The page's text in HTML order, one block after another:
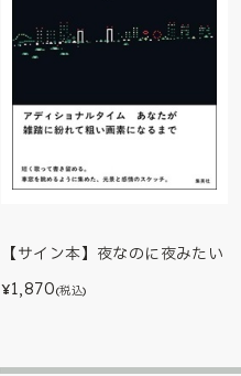
【サイン本】夜なのに夜みたい
¥1,870(税込)